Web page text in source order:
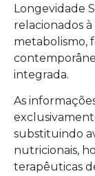
Longevidade
relacionados
metabolismo,
integrada.
As
substituindo
nutricionais,
terapêuticas